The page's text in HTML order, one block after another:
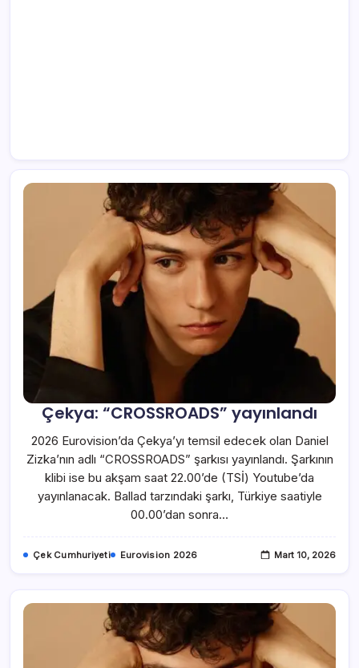
Çekya: “CROSSROADS” yayınlandı
2026 Eurovision’da Çekya’yı temsil edecek olan Daniel
Zizka’nın adlı “CROSSROADS” şarkısı yayınlandı. Şarkının
klibi ise bu akşam saat 22.00’de (TSİ) Youtube’da
yayınlanacak. Ballad tarzındaki şarkı, Türkiye saatiyle
00.00’dan sonra…
Çek Cumhuriyeti Eurovision 2026 Mart 10, 2026